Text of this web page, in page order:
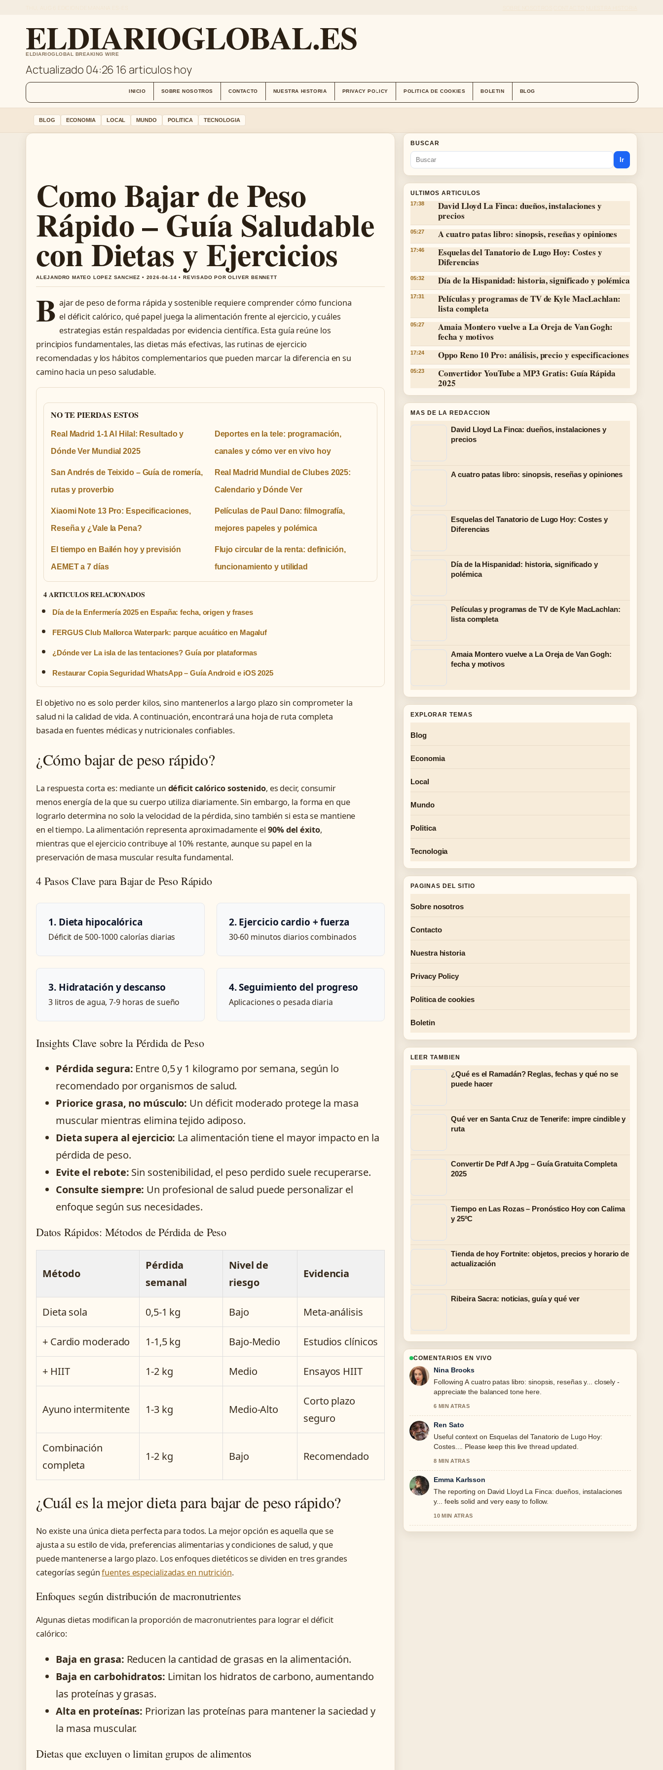
ELDIARIOGLOBAL.ES
ELDIARIOGLOBAL BREAKING WIRE
Actualizado 04:26 16 articulos hoy
INICIO SOBRE NOSOTROS CONTACTO NUESTRA HISTORIA PRIVACY POLICY POLITICA DE COOKIES BOLETIN BLOG
BLOG ECONOMIA LOCAL MUNDO POLITICA TECNOLOGIA
Como Bajar de Peso
Rápido – Guía Saludable
con Dietas y Ejercicios
ALEJANDRO MATEO LOPEZ SANCHEZ • 2026-04-14 • REVISADO POR OLIVER BENNETT
B ajar de peso de forma rápida y sostenible requiere comprender cómo funciona
el déficit calórico, qué papel juega la alimentación frente al ejercicio, y cuáles
estrategias están respaldadas por evidencia científica. Esta guía reúne los
principios fundamentales, las dietas más efectivas, las rutinas de ejercicio
recomendadas y los hábitos complementarios que pueden marcar la diferencia en su
camino hacia un peso saludable.
NO TE PIERDAS ESTOS
Real Madrid 1-1 Al Hilal: Resultado y
Dónde Ver Mundial 2025
Deportes en la tele: programación,
canales y cómo ver en vivo hoy
San Andrés de Teixido – Guía de romería,
rutas y proverbio
Real Madrid Mundial de Clubes 2025:
Calendario y Dónde Ver
Xiaomi Note 13 Pro: Especificaciones,
Reseña y ¿Vale la Pena?
Películas de Paul Dano: filmografía,
mejores papeles y polémica
El tiempo en Bailén hoy y previsión
AEMET a 7 días
Flujo circular de la renta: definición,
funcionamiento y utilidad
4 ARTICULOS RELACIONADOS
Día de la Enfermería 2025 en España: fecha, origen y frases
FERGUS Club Mallorca Waterpark: parque acuático en Magaluf
¿Dónde ver La isla de las tentaciones? Guía por plataformas
Restaurar Copia Seguridad WhatsApp – Guía Android e iOS 2025
El objetivo no es solo perder kilos, sino mantenerlos a largo plazo sin comprometer la
salud ni la calidad de vida. A continuación, encontrará una hoja de ruta completa
basada en fuentes médicas y nutricionales confiables.
¿Cómo bajar de peso rápido?
La respuesta corta es: mediante un déficit calórico sostenido, es decir, consumir
menos energía de la que su cuerpo utiliza diariamente. Sin embargo, la forma en que
lograrlo determina no solo la velocidad de la pérdida, sino también si esta se mantiene
en el tiempo. La alimentación representa aproximadamente el 90% del éxito,
mientras que el ejercicio contribuye al 10% restante, aunque su papel en la
preservación de masa muscular resulta fundamental.
4 Pasos Clave para Bajar de Peso Rápido
1. Dieta hipocalórica
Déficit de 500-1000 calorías diarias
2. Ejercicio cardio + fuerza
30-60 minutos diarios combinados
3. Hidratación y descanso
3 litros de agua, 7-9 horas de sueño
4. Seguimiento del progreso
Aplicaciones o pesada diaria
Insights Clave sobre la Pérdida de Peso
Pérdida segura: Entre 0,5 y 1 kilogramo por semana, según lo
recomendado por organismos de salud.
Priorice grasa, no músculo: Un déficit moderado protege la masa
muscular mientras elimina tejido adiposo.
Dieta supera al ejercicio: La alimentación tiene el mayor impacto en la
pérdida de peso.
Evite el rebote: Sin sostenibilidad, el peso perdido suele recuperarse.
Consulte siempre: Un profesional de salud puede personalizar el
enfoque según sus necesidades.
Datos Rápidos: Métodos de Pérdida de Peso
Método
Pérdida
semanal
Nivel de
riesgo
Evidencia
Dieta sola 0,5-1 kg Bajo Meta-análisis
+ Cardio moderado 1-1,5 kg Bajo-Medio Estudios clínicos
+ HIIT 1-2 kg Medio Ensayos HIIT
Ayuno intermitente 1-3 kg Medio-Alto
Corto plazo
seguro
Combinación
completa
1-2 kg Bajo Recomendado
¿Cuál es la mejor dieta para bajar de peso rápido?
No existe una única dieta perfecta para todos. La mejor opción es aquella que se
ajusta a su estilo de vida, preferencias alimentarias y condiciones de salud, y que
puede mantenerse a largo plazo. Los enfoques dietéticos se dividen en tres grandes
categorías segúnfuentes especializadas en nutrición.
Enfoques según distribución de macronutrientes
Algunas dietas modifican la proporción de macronutrientes para lograr el déficit
calórico:
Baja en grasa: Reducen la cantidad de grasas en la alimentación.
Baja en carbohidratos: Limitan los hidratos de carbono, aumentando
las proteínas y grasas.
Alta en proteínas: Priorizan las proteínas para mantener la saciedad y
la masa muscular.
Dietas que excluyen o limitan grupos de alimentos
BUSCAR
Ir
ULTIMOS ARTICULOS
17:38
David Lloyd La Finca: dueños, instalaciones y
precios
05:27 A cuatro patas libro: sinopsis, reseñas y opiniones
17:46
Esquelas del Tanatorio de Lugo Hoy: Costes y
Diferencias
05:32 Día de la Hispanidad: historia, significado y polémica
17:31
Películas y programas de TV de Kyle MacLachlan:
lista completa
05:27
Amaia Montero vuelve a La Oreja de Van Gogh:
fecha y motivos
17:24 Oppo Reno 10 Pro: análisis, precio y especificaciones
05:23
Convertidor YouTube a MP3 Gratis: Guía Rápida
2025
MAS DE LA REDACCION
David Lloyd La Finca: dueños, instalaciones y
precios
A cuatro patas libro: sinopsis, reseñas y opiniones
Esquelas del Tanatorio de Lugo Hoy: Costes y
Diferencias
Día de la Hispanidad: historia, significado y
polémica
Películas y programas de TV de Kyle MacLachlan:
lista completa
Amaia Montero vuelve a La Oreja de Van Gogh:
fecha y motivos
EXPLORAR TEMAS
Blog
Economia
Local
Mundo
Politica
Tecnologia
PAGINAS DEL SITIO
Sobre nosotros
Contacto
Nuestra historia
Privacy Policy
Politica de cookies
Boletin
LEER TAMBIEN
¿Qué es el Ramadán? Reglas, fechas y qué no se
puede hacer
Qué ver en Santa Cruz de Tenerife: impre cindible y
ruta
Convertir De Pdf A Jpg – Guía Gratuita Completa
2025
Tiempo en Las Rozas – Pronóstico Hoy con Calima
y 25ºC
Tienda de hoy Fortnite: objetos, precios y horario de
actualización
Ribeira Sacra: noticias, guía y qué ver
COMENTARIOS EN VIVO
Nina Brooks
Following A cuatro patas libro: sinopsis, reseñas y... closely -
appreciate the balanced tone here.
6 MIN ATRAS
Ren Sato
Useful context on Esquelas del Tanatorio de Lugo Hoy:
Costes.... Please keep this live thread updated.
8 MIN ATRAS
Emma Karlsson
The reporting on David Lloyd La Finca: dueños, instalaciones
y... feels solid and very easy to follow.
10 MIN ATRAS